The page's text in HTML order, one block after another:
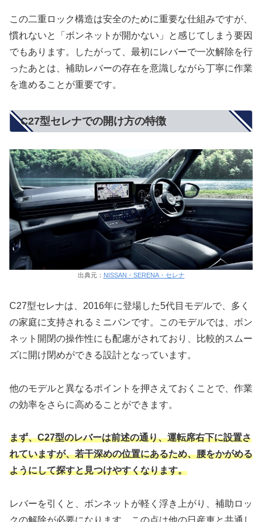
この二重ロック構造は安全のために重要な仕組みですが、
慣れないと「ボンネットが開かない」と感じてしまう要因
でもあります。したがって、最初にレバーで一次解除を行
ったあとは、補助レバーの存在を意識しながら丁寧に作業
を進めることが重要です。
C27型セレナでの開け方の特徴
出典元： NISSAN・SERENA・セレナ
C27型セレナは、2016年に登場した5代目モデルで、多く
の家庭に支持されるミニバンです。このモデルでは、ボン
ネット開閉の操作性にも配慮がされており、比較的スムー
ズに開け閉めができる設計となっています。
他のモデルと異なるポイントを押さえておくことで、作業
の効率をさらに高めることができます。
まず、C27型のレバーは前述の通り、運転席右下に設置さ
れていますが、若干深めの位置にあるため、腰をかがめる
ようにして探すと見つけやすくなります。
レバーを引くと、ボンネットが軽く浮き上がり、補助ロッ